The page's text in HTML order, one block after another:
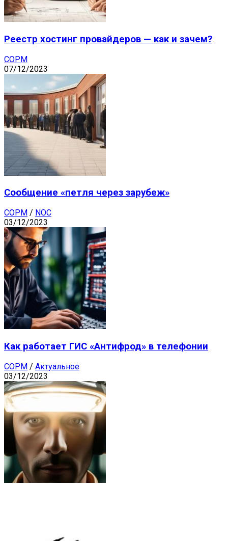
Реестр хостинг провайдеров — как и зачем?
СОРМ
07/12/2023
Сообщение «петля через зарубеж»
СОРМ / NOC
03/12/2023
Как работает ГИС «Антифрод» в телефонии
СОРМ / Актуальное
03/12/2023